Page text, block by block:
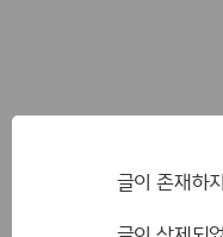
글이 존재하